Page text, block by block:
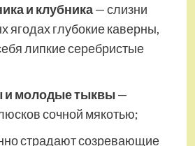
и клубника— слизни
ягодах глубокие каверны,
липкие серебристые
и молодые тыквы —
сочной мякотью;
страдают созревающие